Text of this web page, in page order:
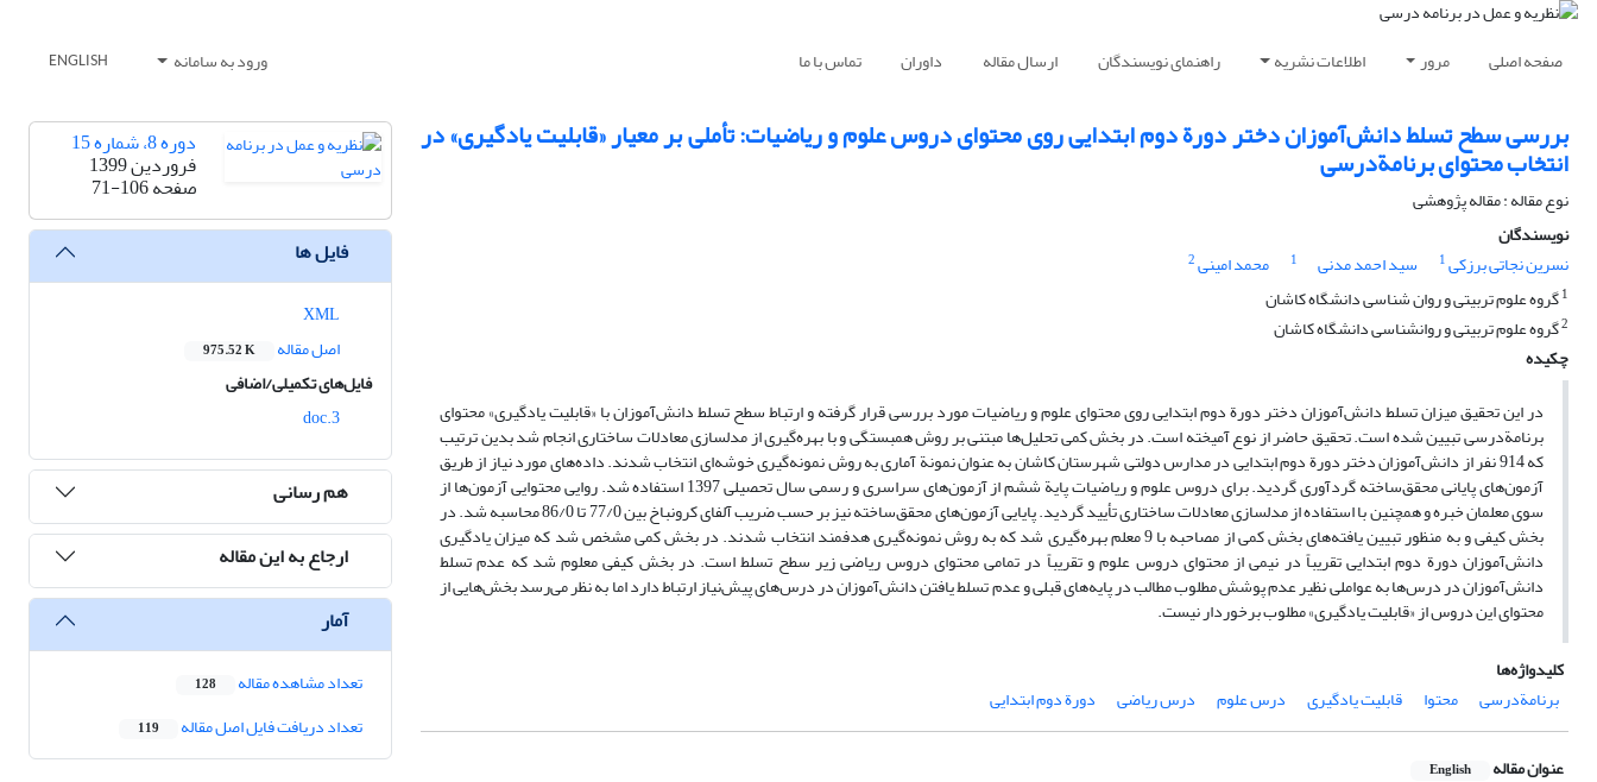
صفحه اصلی مرور اطلاعات نشریه راهنمای نویسندگان ارسال مقاله داوران تماس با ما ورود به سامانه ENGLISH
بررسی سطح تسلط دانش‌آموزان دختر دورة دوم ابتدایی روی محتوای دروس علوم و ریاضیات: تأملی بر معیار «قابلیت یادگیری» در
انتخاب محتوای برنامة‌درسی
نوع مقاله : مقاله پژوهشی
نویسندگان
نسرین نجاتی برزکی1 سید احمد مدنی 1 محمد امینی2
1گروه علوم تربیتی و روان شناسی دانشگاه کاشان
2گروه علوم تربیتی و روانشناسی دانشگاه کاشان
چکیده
در این تحقیق میزان تسلط دانش‌آموزان دختر دورة دوم ابتدایی روی محتوای علوم و ریاضیات مورد بررسی قرار گرفته و ارتباط سطح تسلط دانش‌آموزان با «قابلیت یادگیری» محتوای
برنامة‌درسی تبیین شده است. تحقیق حاضر از نوع آمیخته است. در بخش کمی تحلیل‌ها مبتنی بر روش همبستگی و با بهره‌گیری از مدلسازی معادلات ساختاری انجام شد بدین ترتیب
که 914 نفر از دانش‌آموزان دختر دورة دوم ابتدایی در مدارس دولتی شهرستان کاشان به عنوان نمونة آماری به روش نمونه‌گیری خوشه‌ای انتخاب شدند. داده‌های مورد نیاز از طریق
آزمون‌های پایانی محقق‌ساخته گردآوری گردید. برای دروس علوم و ریاضیات پایة ششم از آزمون‌های سراسری و رسمی سال تحصیلی 1397 استفاده شد. روایی محتوایی آزمون‌ها از
سوی معلمان خبره و همچنین با استفاده از مدلسازی معادلات ساختاری تأیید گردید. پایایی آزمون‌های محقق‌ساخته نیز بر حسب ضریب آلفای کرونباخ بین 77/0 تا 86/0 محاسبه شد. در
بخش کیفی و به منظور تبیین یافته‌های بخش کمی از مصاحبه با 9 معلم بهره‌گیری شد که به روش نمونه‌گیری هدفمند انتخاب شدند. در بخش کمی مشخص شد که میزان یادگیری
دانش‌آموزان دورة دوم ابتدایی تقریباً در نیمی از محتوای دروس علوم و تقریباً در تمامی محتوای دروس ریاضی زیر سطح تسلط است. در بخش کیفی معلوم شد که عدم تسلط
دانش‌آموزان در درس‌ها به عواملی نظیر عدم پوشش مطلوب مطالب در پایه‌های قبلی و عدم تسلط یافتن دانش‌آموزان در درس‌های پیش‌نیاز ارتباط دارد اما به نظر می‌رسد بخش‌هایی از
محتوای این دروس از «قابلیت یادگیری» مطلوب برخوردار نیست.
کلیدواژه‌ها
برنامة‌درسی
محتوا قابلیت یادگیری درس علوم درس ریاضی دورة دوم ابتدایی
عنوان مقاله English
دوره 8، شماره 15
فروردین 1399
صفحه71-106
فایل ها
اصل مقاله
975.52 K
فایل‌های تکمیلی/اضافی
3.doc
هم رسانی
ارجاع به این مقاله
آمار
تعداد مشاهده مقاله 128
تعداد دریافت فایل اصل مقاله 119